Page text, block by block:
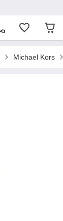
Michael Kors